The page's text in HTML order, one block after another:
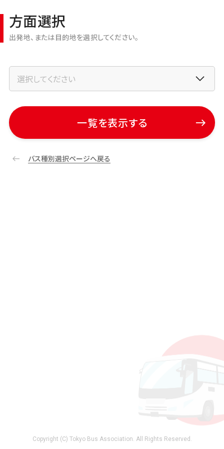
方面選択
出発地、または目的地を選択してください。
一覧を表示する
バス種別選択ページへ戻る
Copyright (C) Tokyo Bus Association. All Rights Reserved.